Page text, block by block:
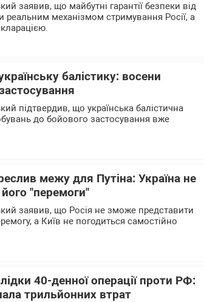
заявив, що майбутні гарантії безпеки від
реальним механізмом стримування Росії, а
балістику: восени
підтвердив, що українська балістична
до бойового застосування вже
межу для Путіна: Україна не
"перемоги"
заявив, що Росія не зможе представити
а Київ не погодиться самостійно
40-денної операції проти РФ:
трильйонних втрат